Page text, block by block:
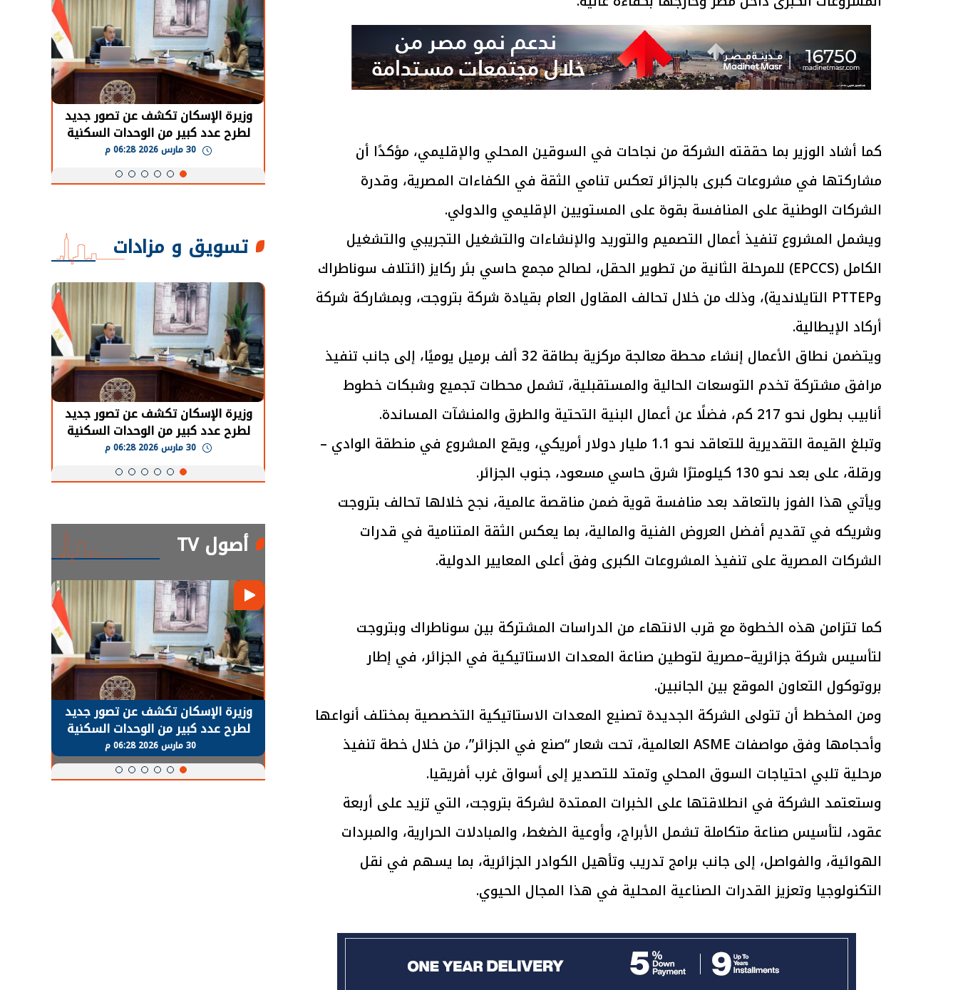
كما أشاد الوزير بما حققته الشركة من نجاحات في السوقين المحلي والإقليمي، مؤكدًا أن
مشاركتها في مشروعات كبرى بالجزائر تعكس تنامي الثقة في الكفاءات المصرية، وقدرة
الشركات الوطنية على المنافسة بقوة على المستويين الإقليمي والدولي.
ويشمل المشروع تنفيذ أعمال التصميم والتوريد والإنشاءات والتشغيل التجريبي والتشغيل
الكامل (EPCCS) للمرحلة الثانية من تطوير الحقل، لصالح مجمع حاسي بئر ركايز (ائتلاف سوناطراك
وPTTEP التايلاندية)، وذلك من خلال تحالف المقاول العام بقيادة شركة بتروجت، وبمشاركة شركة
أركاد الإيطالية.
ويتضمن نطاق الأعمال إنشاء محطة معالجة مركزية بطاقة 32 ألف برميل يوميًا، إلى جانب تنفيذ
مرافق مشتركة تخدم التوسعات الحالية والمستقبلية، تشمل محطات تجميع وشبكات خطوط
أنابيب بطول نحو 217 كم، فضلًا عن أعمال البنية التحتية والطرق والمنشآت المساندة.
وتبلغ القيمة التقديرية للتعاقد نحو 1.1 مليار دولار أمريكي، ويقع المشروع في منطقة الوادي –
ورقلة، على بعد نحو 130 كيلومترًا شرق حاسي مسعود، جنوب الجزائر.
ويأتي هذا الفوز بالتعاقد بعد منافسة قوية ضمن مناقصة عالمية، نجح خلالها تحالف بتروجت
وشريكه في تقديم أفضل العروض الفنية والمالية، بما يعكس الثقة المتنامية في قدرات
الشركات المصرية على تنفيذ المشروعات الكبرى وفق أعلى المعايير الدولية.
كما تتزامن هذه الخطوة مع قرب الانتهاء من الدراسات المشتركة بين سوناطراك وبتروجت
لتأسيس شركة جزائرية–مصرية لتوطين صناعة المعدات الاستاتيكية في الجزائر، في إطار
بروتوكول التعاون الموقع بين الجانبين.
ومن المخطط أن تتولى الشركة الجديدة تصنيع المعدات الاستاتيكية التخصصية بمختلف أنواعها
وأحجامها وفق مواصفات ASME العالمية، تحت شعار “صنع في الجزائر”، من خلال خطة تنفيذ
مرحلية تلبي احتياجات السوق المحلي وتمتد للتصدير إلى أسواق غرب أفريقيا.
وستعتمد الشركة في انطلاقتها على الخبرات الممتدة لشركة بتروجت، التي تزيد على أربعة
عقود، لتأسيس صناعة متكاملة تشمل الأبراج، وأوعية الضغط، والمبادلات الحرارية، والمبردات
الهوائية، والفواصل، إلى جانب برامج تدريب وتأهيل الكوادر الجزائرية، بما يسهم في نقل
التكنولوجيا وتعزيز القدرات الصناعية المحلية في هذا المجال الحيوي.
استمرار الأزمة في الشرق الأوسط
30 مارس 2026 05:06 م سكنية بالإيجار للمواطنين
30 مارس 2026 04:40 م بوصفها مركزًا إقليميًّا للطاقة
30 مارس 2026 03:59 م
وزيرة الإسكان تكشف عن تصور جديد
لطرح عدد كبير من الوحدات السكنية
بنظام الإيجار
تسويق و مزادات
الرئيس السيسي: تداعيات خطيرة على
استمرار الأزمة في الشرق الأوسط
رئيس الوزراء يتابع الإجراءات الخاصة
بتنفيذ التوجيهات الرئاسية بطرح وحدات
سكنية بالإيجار للمواطنين بوصفها مركزًا إقليميًّا للطاقة
30 مارس 2026 03:59 م
وزيرة الإسكان تكشف عن تصور جديد
لطرح عدد كبير من الوحدات السكنية
بنظام الإيجار
أصول TV
الرئيس السيسي: تداعيات خطيرة على
الاقتصاد العالمي وأسعار الوقود حال
استمرار الأزمة في الشرق الأوسط
رئيس الوزراء يتابع الإجراءات الخاصة
بتنفيذ التوجيهات الرئاسية بطرح وحدات
سكنية بالإيجار للمواطنين
30 مارس 2026 04:40 م
افتتاح «إيجبس 2026» بحضور دولي
واسع.. والبترول: مصر تعزز مكانتها
بوصفها مركزًا إقليميًّا للطاقة
30 مارس 2026 03:59 م
وزيرة الإسكان تكشف عن تصور جديد
لطرح عدد كبير من الوحدات السكنية
بنظام الإيجار